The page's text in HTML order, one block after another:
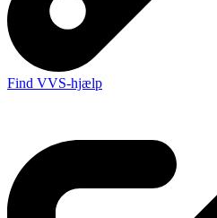
Find VVS-hjælp